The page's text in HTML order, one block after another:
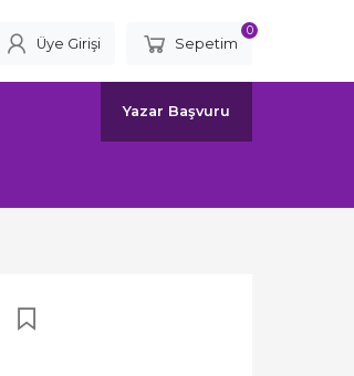
Üye Girişi Sepetim
0
Yazar Başvuru